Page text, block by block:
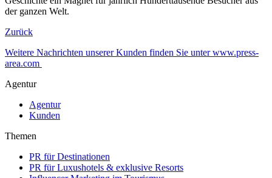
der ganzen Welt.
Zurück
Weitere Nachrichten unserer Kunden finden Sie unter www.press-
area.com
Agentur
Agentur
Kunden
Themen
PR für Destinationen
PR für Luxushotels & exklusive Resorts